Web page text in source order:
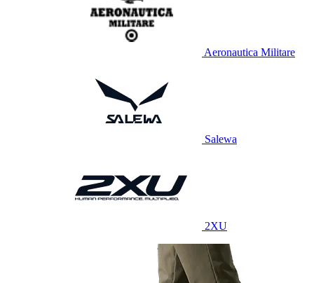
Aeronautica Militare
Salewa
2XU